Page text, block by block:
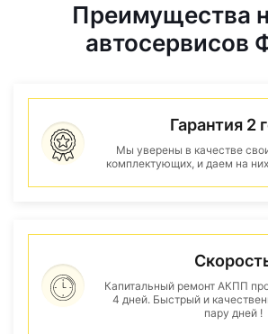
Преимущества
автосервисов
Гарантия 2
Мы уверены в качестве
комплектующих, и даем на
Капитальный ремонт АКПП
4 дней. Быстрый и
пару дней !